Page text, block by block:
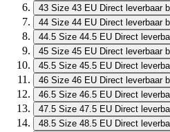
43 Size 43 EU Direct leverbaar
44 Size 44 EU Direct leverbaar
44.5 Size 44.5 EU Direct
45 Size 45 EU Direct leverbaar
45.5 Size 45.5 EU Direct
46 Size 46 EU Direct leverbaar
46.5 Size 46.5 EU Direct
47.5 Size 47.5 EU Direct
48.5 Size 48.5 EU Direct